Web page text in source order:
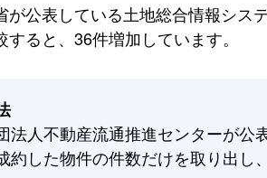
が公表している土地総合情報シス
すると、36件増加しています。
法人不動産流通推進センターが公
約した物件の件数だけを取り出し